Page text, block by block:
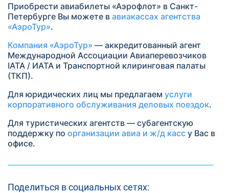
Приобрести авиабилеты «Аэрофлот» в Санкт-
Петербурге Вы можете в авиакассах агентства
«АэроТур».
Компания «АэроТур» — аккредитованный агент
Международной Ассоциации Авиаперевозчиков
IATA / ИАТА и Транспортной клиринговая палаты
(ТКП).
Для юридических лиц мы предлагаем услуги
корпоративного обслуживания деловых поездок.
Для туристических агентств — субагентскую
поддержку по организации авиа и ж/д касс у Вас в
офисе.
Поделиться в социальных сетях: